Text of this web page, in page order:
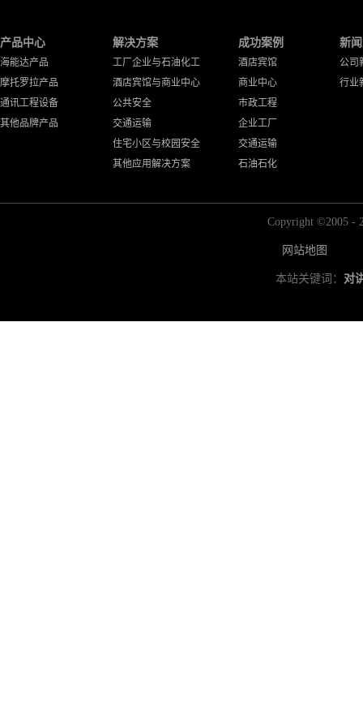
产品中心
海能达产品
摩托罗拉产品
通讯工程设备
其他品牌产品
解决方案
工厂企业与石油化工
酒店宾馆与商业中心
公共安全
交通运输
住宅小区与校园安全
其他应用解决方案
成功案例
酒店宾馆
商业中心
市政工程
企业工厂
交通运输
石油石化
新
公司
行业
Copyright ©2005 -
网站地图
本站关键词： 对